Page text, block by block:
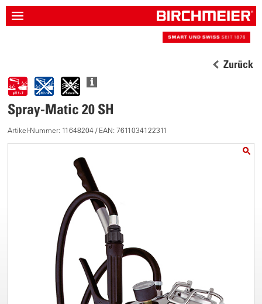
Zurück
Spray-Matic 20 SH
Artikel-Nummer: 11648204 / EAN: 7611034122311